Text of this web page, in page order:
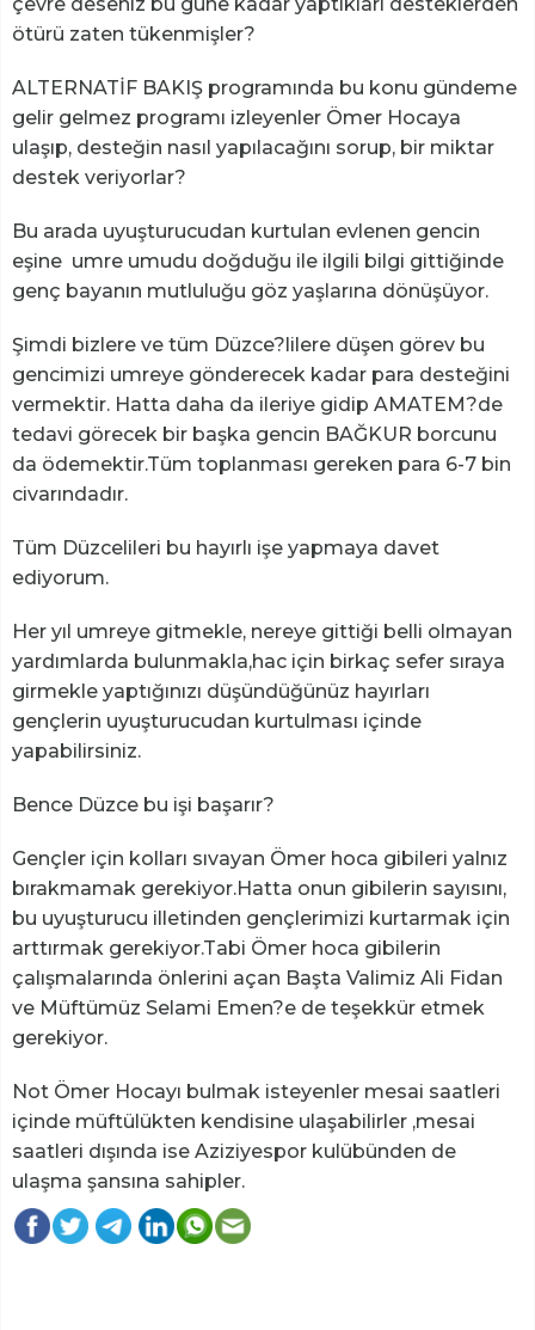
ötürü zaten tükenmişler?
ALTERNATİF BAKIŞ programında bu konu gündeme
gelir gelmez programı izleyenler Ömer Hocaya
ulaşıp, desteğin nasıl yapılacağını sorup, bir miktar
destek veriyorlar?
Bu arada uyuşturucudan kurtulan evlenen gencin
eşine umre umudu doğduğu ile ilgili bilgi gittiğinde
genç bayanın mutluluğu göz yaşlarına dönüşüyor.
Şimdi bizlere ve tüm Düzce?lilere düşen görev bu
gencimizi umreye gönderecek kadar para desteğini
vermektir. Hatta daha da ileriye gidip AMATEM?de
tedavi görecek bir başka gencin BAĞKUR borcunu
da ödemektir.Tüm toplanması gereken para 6-7 bin
civarındadır.
Tüm Düzcelileri bu hayırlı işe yapmaya davet
ediyorum.
Her yıl umreye gitmekle, nereye gittiği belli olmayan
yardımlarda bulunmakla,hac için birkaç sefer sıraya
girmekle yaptığınızı düşündüğünüz hayırları
gençlerin uyuşturucudan kurtulması içinde
yapabilirsiniz.
Bence Düzce bu işi başarır?
Gençler için kolları sıvayan Ömer hoca gibileri yalnız
bırakmamak gerekiyor.Hatta onun gibilerin sayısını,
bu uyuşturucu illetinden gençlerimizi kurtarmak için
arttırmak gerekiyor.Tabi Ömer hoca gibilerin
çalışmalarında önlerini açan Başta Valimiz Ali Fidan
ve Müftümüz Selami Emen?e de teşekkür etmek
gerekiyor.
Not Ömer Hocayı bulmak isteyenler mesai saatleri
içinde müftülükten kendisine ulaşabilirler ,mesai
saatleri dışında ise Aziziyespor kulübünden de
ulaşma şansına sahipler.